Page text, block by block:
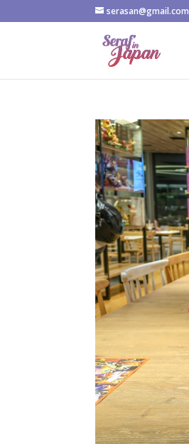
serasan@gmail.com